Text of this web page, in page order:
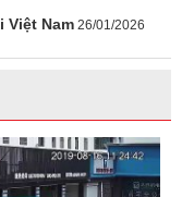
Việt Nam 26/01/2026